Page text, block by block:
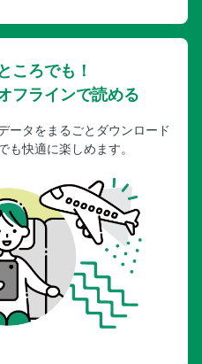
ころでも！
フラインで読める
ータをまるごとダウンロード
も快適に楽しめます。